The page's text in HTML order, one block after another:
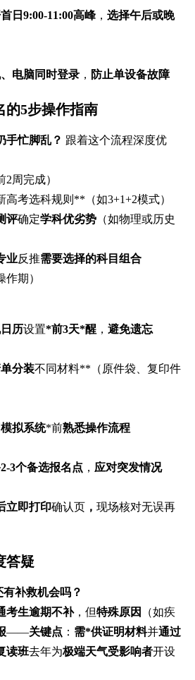
日9:00-11:00高峰， 选择午后或晚
电脑同时登录 ， 防止单设备故障
的5步操作指南
手忙脚乱？ 跟着这个流程深度优
2周完成）
高考选科规则**（如3+1+2模式）
评确定学科优劣势 （如物理或历史
业反推需要选择的科目组合
作期）
历设置*前3天*醒 ， 避免遗忘
分装不同材料**（原件袋、复印件
拟系统*前熟悉操作流程
3个备选报名点 ， 应对突发情况
立即打印确认页 ， 现场核对无误再
答疑
补救机会吗？
考生逾期不补，但特殊原因
（如疾
——关键点 ： 需*供证明材料并通过
读班去年为极端天气受影响者开设